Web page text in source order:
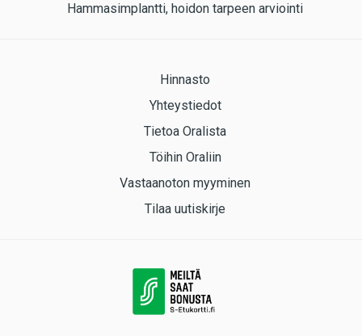
Hammasimplantti, hoidon tarpeen arviointi
Hinnasto
Yhteystiedot
Tietoa Oralista
Töihin Oraliin
Vastaanoton myyminen
Tilaa uutiskirje